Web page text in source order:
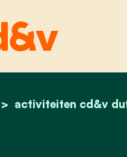
home
activiteiten cd&v